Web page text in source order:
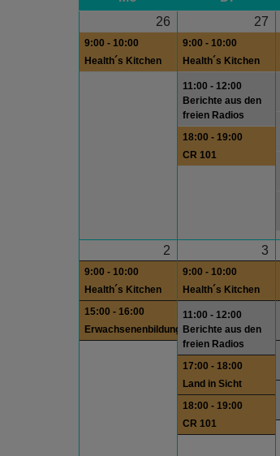
26
9:00 - 10:00
Health´s Kitchen
27
9:00 - 10:00
Health´s Kitchen
11:00 - 12:00
Berichte aus den
freien Radios
18:00 - 19:00
CR 101
2
9:00 - 10:00
Health´s Kitchen
15:00 - 16:00
Erwachsenenbildung
3
9:00 - 10:00
Health´s Kitchen
11:00 - 12:00
Berichte aus den
freien Radios
17:00 - 18:00
Land in Sicht
18:00 - 19:00
CR 101